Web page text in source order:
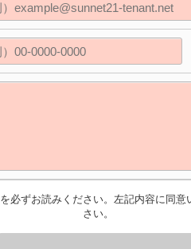
を必ずお読みください。左記内容に同
さい。